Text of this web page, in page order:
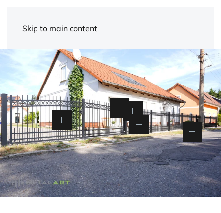
Skip to main content